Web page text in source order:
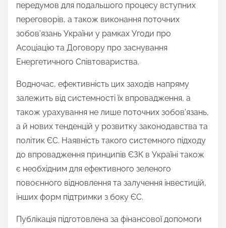
передумов для подальшого процесу вступних
переговорів, а також виконання поточних
зобов’язань України у рамках Угоди про
Асоціацію та Договору про заснування
Енергетичного Співтовариства.
Водночас, ефективність цих заходів напряму
залежить від системності їх впровадження, а
також урахування не лише поточних зобов’язань,
а й нових тенденцій у розвитку законодавства та
політик ЄС. Наявність такого системного підходу
до впровадження принципів ЄЗК в Україні також
є необхідним для ефективного зеленого
повоєнного відновлення та залучення інвестицій,
інших форм підтримки з боку ЄС.
Публікація підготовлена за фінансової допомоги